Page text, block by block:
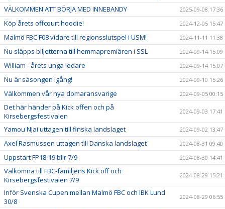
VÄLKOMMEN ATT BÖRJA MED INNEBANDY 2025-09-08 17:36
Köp årets offcourt hoodie! 2024-12-05 15:47
Malmö FBC F08 vidare till regionsslutspel i USM! 2024-11-11 11:38
Nu släpps biljetterna till hemmapremiären i SSL 2024-09-14 15:09
William - årets unga ledare 2024-09-14 15:07
Nu är säsongen igång! 2024-09-10 15:26
Välkommen vår nya domaransvarige 2024-09-05 00:15
Det här händer på Kick offen och på
Kirsebergsfestivalen
2024-09-03 17:41
Yamou Njai uttagen till finska landslaget 2024-09-02 13:47
Axel Rasmussen uttagen till Danska landslaget 2024-08-31 09:40
Uppstart FP18-19 blir 7/9 2024-08-30 14:41
Välkomna till FBC-familjens Kick off och
Kirsebergsfestivalen 7/9
2024-08-29 15:21
Inför Svenska Cupen mellan Malmö FBC och IBK Lund
30/8
2024-08-29 06:55